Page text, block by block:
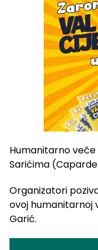
Humanitarno veče
Sarićima
Organizatori
ovoj humanitarnoj
Garić.